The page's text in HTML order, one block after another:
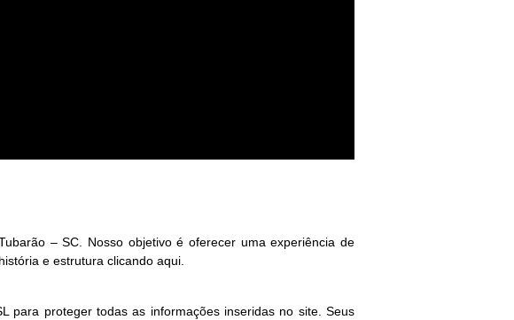
– SC. Nosso objetivo é oferecer uma experiência de
e estrutura clicando aqui.
para proteger todas as informações inseridas no site. Seus